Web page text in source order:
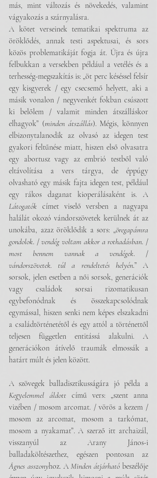
más, mint változás és növekedés, valamint
vágyakozás a szárnyalásra.
A kötet verseinek tematikai spektruma az
öröklődés, annak testi aspektusai, és sors
közös problematikáját fogja át. Újra és újra
felbukkan a versekben például a vetélés és a
terhesség-megszakítás is: „öt perc késéssel felsír
egy kisgyerek / egy csecsemő helyett, aki a
másik vonalon / negyvenkét fokban csúszott
ki belőlem / valamit minden átszálláskor
elhagyok” (minden átszállás). Mégis, könnyen
elbizonytalanodik az olvasó az idegen test
gyakori feltűnése miatt, hiszen első olvasatra
egy abortusz vagy az embrió testből való
eltávolítása a vers tárgya, de éppúgy
olvasható egy másik fajta idegen test, például
Látogatók címet viselő versben a nagyapa
halálát okozó vándorszövetek kerülnek át az
unokába, azaz öröklődik a sors: „öregapámra
gondolok. / vendég voltam akkor a rothadásban
most bennem vannak a vendégek
vándorszövetek. túl a rendeltetés helyén.” A
sorsok, jelen esetben a női sorsok, generációk
vagy családok sorsai rizomatikusan
egybefonódnak és összekapcsolódnak
egymással, hiszen senki nem képes elszakadni
a családtörténetétől és egy attól a történettől
teljesen független entitássá alakulni. A
generációkon átívelő traumák elmossák a
határt múlt és jelen között.
Kegyelemmel áldott című vers: „szent anna
vizében / mosom arcomat. / vörös a kezem /
mosom az arcomat, mosom a tarkómat,
mosom a nyakamat”. A szerző itt archaizál,
visszanyúl az Arany János-i
Ágnes asszonyhoz. A Minden átjárható beszélője